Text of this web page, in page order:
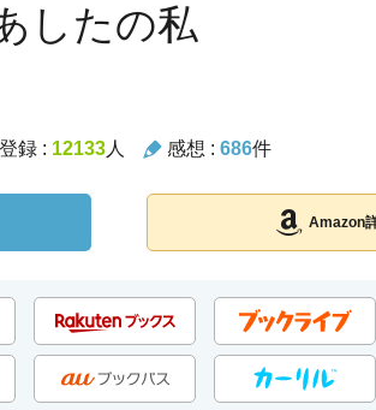
したの私
録 : 12133人 感想 : 686件
Amazon